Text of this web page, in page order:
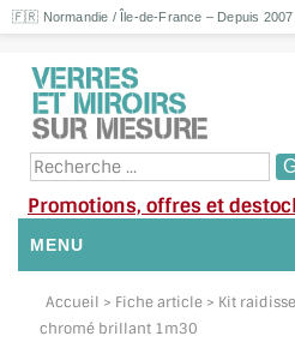
🇫🇷 Normandie / Île-de-France – Depuis 2007
Promotions, offres et
MENU
NOUS CONTACTER
Accueil > Fiche article > Kit
chromé brillant 1m30